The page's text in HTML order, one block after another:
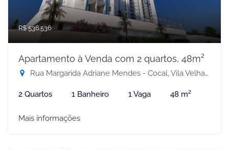
R$ 536.536
Apartamento à Venda com 2 quartos, 48m²
Rua Margarida Adriane Mendes - Cocal, Vila Velha-ES
2 Quartos 1 Banheiro 1 Vaga 48 m²
Mais informações